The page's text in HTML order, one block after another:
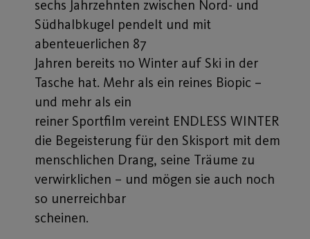
sechs Jahrzehnten zwischen Nord- und
Südhalbkugel pendelt und mit
abenteuerlichen 87
Jahren bereits 110 Winter auf Ski in der
Tasche hat. Mehr als ein reines Biopic –
und mehr als ein
reiner Sportfilm vereint ENDLESS WINTER
die Begeisterung für den Skisport mit dem
menschlichen Drang, seine Träume zu
verwirklichen – und mögen sie auch noch
so unerreichbar
scheinen.